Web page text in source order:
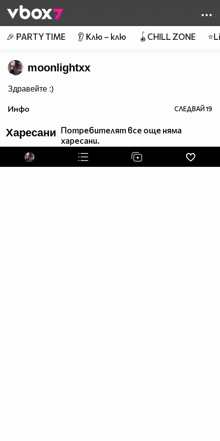
👾
🎉 PARTY TIME 👂 Клю – клю 🪀CHILL ZONE
moonlightxx
Здравейте :)
Инфо СЛЕДВАЙ19
Харесани Потребителят все още няма
харесани.